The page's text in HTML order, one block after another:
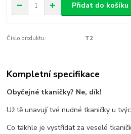
Přidat do košíku
Číslo produktu: T2
Kompletní specifikace
Obyčejné tkaničky? Ne, dík!
Už tě unavují tvé nudné tkaničky u
Co takhle je vystřídat za veselé